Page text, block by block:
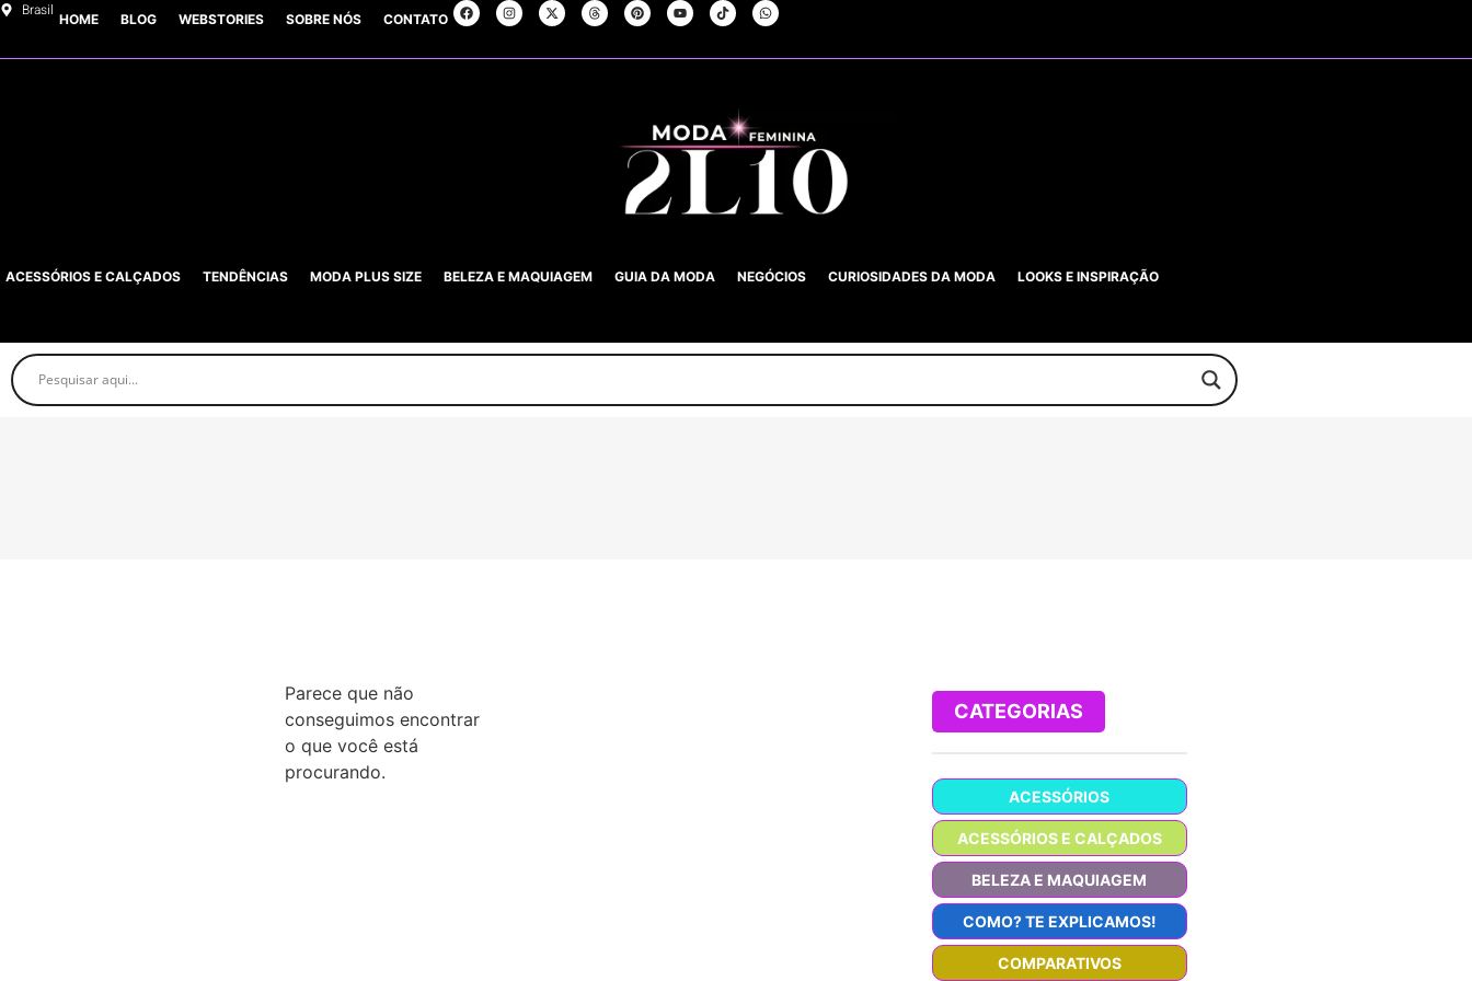
Brasil HOME BLOG WEBSTORIES SOBRE NÓS CONTATO
ACESSÓRIOS E CALÇADOS TENDÊNCIAS MODA PLUS SIZE BELEZA E MAQUIAGEM GUIA DA MODA NEGÓCIOS CURIOSIDADES DA MODA LOOKS E INSPIRAÇÃO
Parece que não
conseguimos encontrar
o que você está
procurando.
CATEGORIAS
ACESSÓRIOS
ACESSÓRIOS E CALÇADOS
BELEZA E MAQUIAGEM
COMO? TE EXPLICAMOS!
COMPARATIVOS